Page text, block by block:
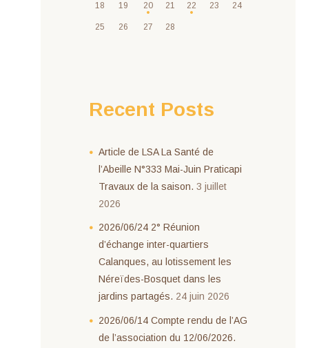
18 19 20 21 22 23 24
25 26 27 28
Recent Posts
Article de LSA La Santé de
l’Abeille N°333 Mai-Juin Praticapi
Travaux de la saison. 3 juillet
2026
2026/06/24 2° Réunion
d’échange inter-quartiers
Calanques, au lotissement les
Néreïdes-Bosquet dans les
jardins partagés. 24 juin 2026
2026/06/14 Compte rendu de l’AG
de l’association du 12/06/2026.